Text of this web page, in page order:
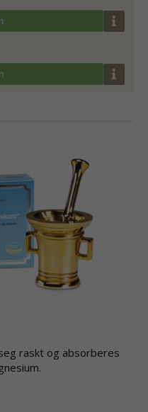
raskt og absorberes